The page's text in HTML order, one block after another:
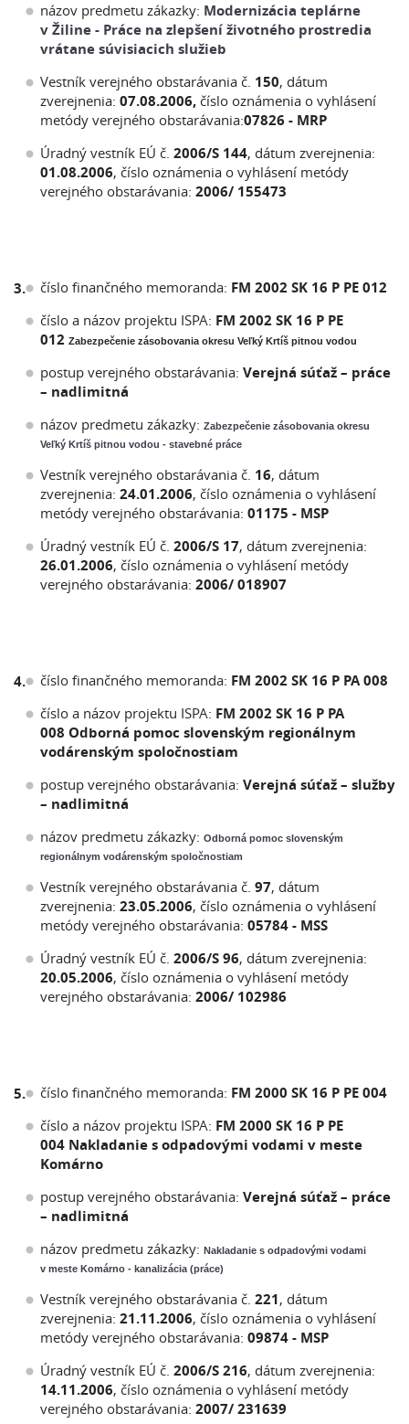
názov predmetu zákazky: Modernizácia teplárne
v Žiline - Práce na zlepšení životného prostredia
vrátane súvisiacich služieb
Vestník verejného obstarávania č. 150, dátum
zverejnenia: 07.08.2006, číslo oznámenia o vyhlásení
metódy verejného obstarávania:07826 - MRP
Úradný vestník EÚ č. 2006/S 144, dátum zverejnenia:
01.08.2006, číslo oznámenia o vyhlásení metódy
verejného obstarávania: 2006/ 155473
3. číslo finančného memoranda: FM 2002 SK 16 P PE 012
číslo a názov projektu ISPA: FM 2002 SK 16 P PE
012 Zabezpečenie zásobovania okresu Veľký Krtíš pitnou vodou
postup verejného obstarávania: Verejná súťaž – práce
– nadlimitná
názov predmetu zákazky: Zabezpečenie zásobovania okresu
Veľký Krtíš pitnou vodou - stavebné práce
Vestník verejného obstarávania č. 16, dátum
zverejnenia: 24.01.2006, číslo oznámenia o vyhlásení
metódy verejného obstarávania: 01175 - MSP
Úradný vestník EÚ č. 2006/S 17, dátum zverejnenia:
26.01.2006, číslo oznámenia o vyhlásení metódy
verejného obstarávania: 2006/ 018907
4. číslo finančného memoranda: FM 2002 SK 16 P PA 008
číslo a názov projektu ISPA: FM 2002 SK 16 P PA
008 Odborná pomoc slovenským regionálnym
vodárenským spoločnostiam
postup verejného obstarávania: Verejná súťaž – služby
– nadlimitná
názov predmetu zákazky: Odborná pomoc slovenským
regionálnym vodárenským spoločnostiam
Vestník verejného obstarávania č. 97, dátum
zverejnenia: 23.05.2006, číslo oznámenia o vyhlásení
metódy verejného obstarávania: 05784 - MSS
Úradný vestník EÚ č. 2006/S 96, dátum zverejnenia:
20.05.2006, číslo oznámenia o vyhlásení metódy
verejného obstarávania: 2006/ 102986
5. číslo finančného memoranda: FM 2000 SK 16 P PE 004
číslo a názov projektu ISPA: FM 2000 SK 16 P PE
004 Nakladanie s odpadovými vodami v meste
Komárno
postup verejného obstarávania: Verejná súťaž – práce
– nadlimitná
názov predmetu zákazky: Nakladanie s odpadovými vodami
v meste Komárno - kanalizácia (práce)
Vestník verejného obstarávania č. 221, dátum
zverejnenia: 21.11.2006, číslo oznámenia o vyhlásení
metódy verejného obstarávania: 09874 - MSP
Úradný vestník EÚ č. 2006/S 216, dátum zverejnenia:
14.11.2006, číslo oznámenia o vyhlásení metódy
verejného obstarávania: 2007/ 231639